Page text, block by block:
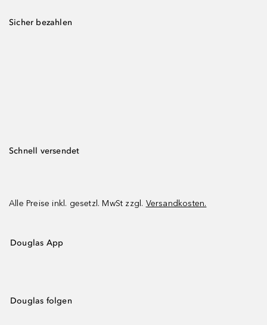
Sicher bezahlen
Schnell versendet
Alle Preise inkl. gesetzl. MwSt zzgl. Versandkosten.
Douglas App
Douglas folgen